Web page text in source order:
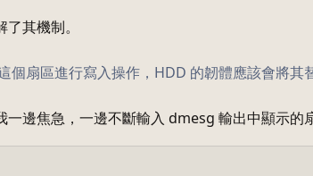
其機制。
個扇區進行寫入操作，HDD 的韌體應該會將其
邊焦急，一邊不斷輸入 dmesg 輸出中顯示的扇